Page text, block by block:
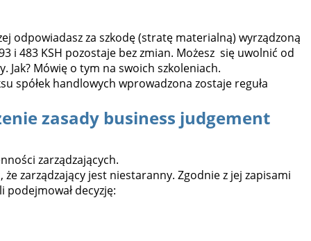
odpowiadasz za szkodę (stratę materialną) wyrządzoną
i 483 KSH pozostaje bez zmian. Możesz się uwolnić od
Jak? Mówię o tym na swoich szkoleniach.
spółek handlowych wprowadzona zostaje reguła
zasady business judgement
zarządzających.
że zarządzający jest niestaranny. Zgodnie z jej zapisami
decyzję: